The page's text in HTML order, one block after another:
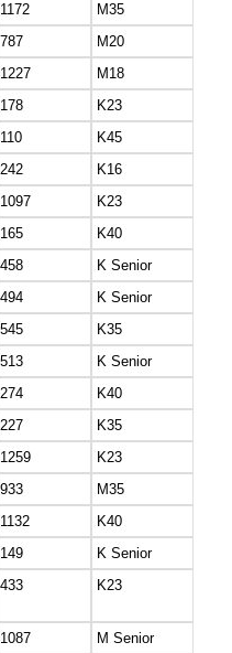
1172 M35
787 M20
1227 M18
178
K23
110 K45
242 K16
1097 K23
165 K40
458 K Senior
494 K Senior
545 K35
513 K Senior
274 K40
227 K35
1259 K23
933 M35
1132
K40
149 K Senior
433 K23
1087
M Senior